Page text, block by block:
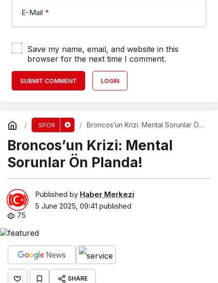
E-Mail *
Save my name, email, and website in this
browser for the next time I comment.
SUBMIT COMMENT LOGIN
SPOR
Broncos’un Krizi: Mental Sorunlar Ön
Broncos’un Krizi: Mental
Sorunlar Ön Planda!
Published by Haber Merkezi
5 June 2025, 09:41 published
75
SHARE